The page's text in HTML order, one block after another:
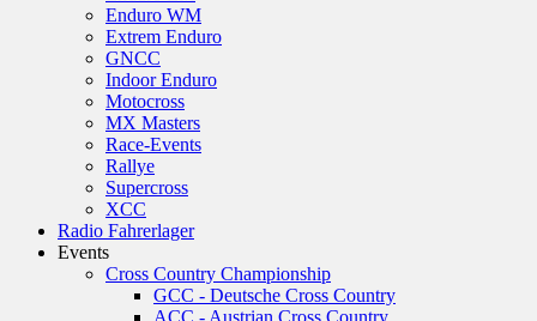
Enduro WM
Extrem Enduro
GNCC
Indoor Enduro
Motocross
MX Masters
Race-Events
Rallye
Supercross
XCC
Radio Fahrerlager
Events
Cross Country Championship
GCC - Deutsche Cross Country
ACC - Austrian Cross Country